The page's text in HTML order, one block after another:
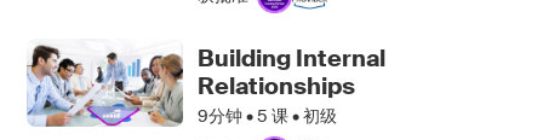
Building Internal
Relationships
9分钟 •5 课 • 初级